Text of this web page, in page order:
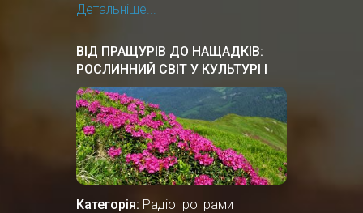
Детальніше...
ВІД ПРАЩУРІВ ДО НАЩАДКІВ:
РОСЛИННИЙ СВІТ У КУЛЬТУРІ І
ЗВИЧАЯХ УКРАЇНСЬКОГО
НАРОДУ
Категорія: Радіопрограми